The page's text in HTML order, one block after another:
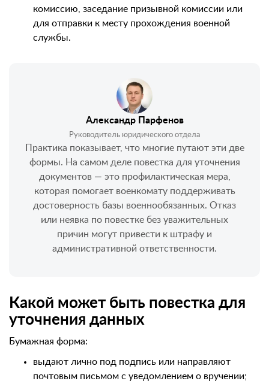
комиссию, заседание призывной комиссии или
для отправки к месту прохождения военной
службы.
Александр Парфенов
Руководитель юридического отдела
Практика показывает, что многие путают эти две
формы. На самом деле повестка для уточнения
документов — это профилактическая мера,
которая помогает военкомату поддерживать
достоверность базы военнообязанных. Отказ
или неявка по повестке без уважительных
причин могут привести к штрафу и
административной ответственности.
Какой может быть повестка для
уточнения данных
Бумажная форма:
выдают лично под подпись или направляют
почтовым письмом с уведомлением о вручении;